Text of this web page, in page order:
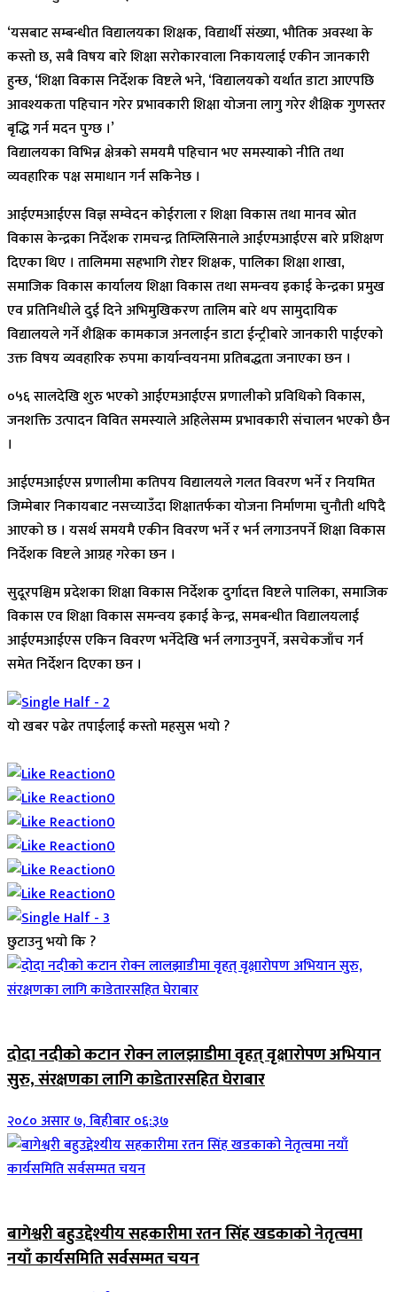
‘यसबाट सम्बन्धीत विद्यालयका शिक्षक, विद्यार्थी संख्या, भौतिक अवस्था के
कस्तो छ, सबै विषय बारे शिक्षा सरोकारवाला निकायलाई एकीन जानकारी
हुन्छ, ‘शिक्षा विकास निर्देशक विष्टले भने, ‘विद्यालयको यर्थात डाटा आएपछि
आवश्यकता पहिचान गरेर प्रभावकारी शिक्षा योजना लागु गरेर शैक्षिक गुणस्तर
बृद्धि गर्न मदन पुग्छ ।’
विद्यालयका विभिन्न क्षेत्रको समयमै पहिचान भए समस्याको नीति तथा
व्यवहारिक पक्ष समाधान गर्न सकिनेछ ।
आईएमआईएस विज्ञ सम्वेदन कोईराला र शिक्षा विकास तथा मानव स्रोत
विकास केन्द्रका निर्देशक रामचन्द्र तिम्लिसिनाले आईएमआईएस बारे प्रशिक्षण
दिएका थिए । तालिममा सहभागि रोष्टर शिक्षक, पालिका शिक्षा शाखा,
समाजिक विकास कार्यालय शिक्षा विकास तथा समन्वय इकाई केन्द्रका प्रमुख
एव प्रतिनिधीले दुई दिने अभिमुखिकरण तालिम बारे थप सामुदायिक
विद्यालयले गर्ने शैक्षिक कामकाज अनलाईन डाटा ईन्ट्रीबारे जानकारी पाईएको
उक्त विषय व्यवहारिक रुपमा कार्यान्वयनमा प्रतिबद्धता जनाएका छन ।
०५६ सालदेखि शुरु भएको आईएमआईएस प्रणालीको प्रविधिको विकास,
जनशक्ति उत्पादन विवित समस्याले अहिलेसम्म प्रभावकारी संचालन भएको छैन
।
आईएमआईएस प्रणालीमा कतिपय विद्यालयले गलत विवरण भर्ने र नियमित
जिम्मेबार निकायबाट नसच्याउँदा शिक्षातर्फका योजना निर्माणमा चुनौती थपिदै
आएको छ । यसर्थ समयमै एकीन विवरण भर्ने र भर्न लगाउनपर्ने शिक्षा विकास
निर्देशक विष्टले आग्रह गरेका छन ।
सुदूरपश्चिम प्रदेशका शिक्षा विकास निर्देशक दुर्गादत्त विष्टले पालिका, समाजिक
विकास एव शिक्षा विकास समन्वय इकाई केन्द्र, समबन्धीत विद्यालयलाई
आईएमआईएस एकिन विवरण भर्नेदेखि भर्न लगाउनुपर्ने, त्रसचेकजाँच गर्न
समेत निर्देशन दिएका छन ।
यो खबर पढेर तपाईलाई कस्तो महसुस भयो ?
0
0
0
0
0
0
छुटाउनु भयो कि ?
दोदा नदीको कटान रोक्न लालझाडीमा वृहत् वृक्षारोपण अभियान
सुरु, संरक्षणका लागि काडेतारसहित घेराबार
२०८० असार ७, बिहीबार ०६:३७
बागेश्वरी बहुउद्देश्यीय सहकारीमा रतन सिंह खडकाको नेतृत्वमा
नयाँ कार्यसमिति सर्वसम्मत चयन